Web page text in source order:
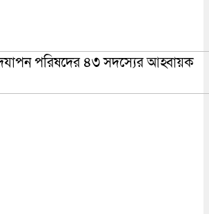
পরিষদের ৪৩ সদস্যের আহ্বায়ক